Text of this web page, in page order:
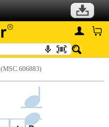
(MSC.606883)